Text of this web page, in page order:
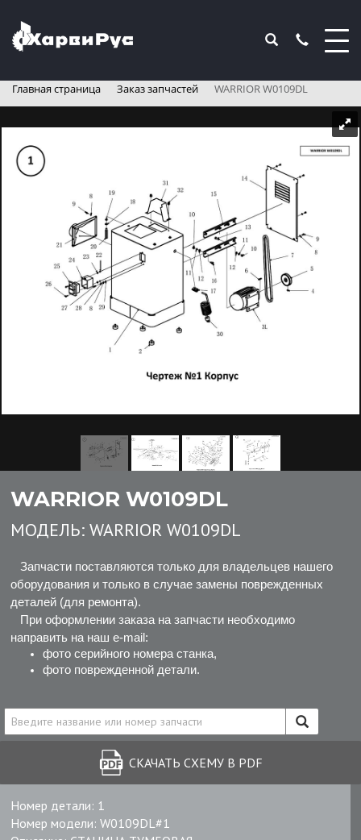
Главная страница Заказ запчастей WARRIOR W0109DL
WARRIOR W0109DL
МОДЕЛЬ: WARRIOR W0109DL
Запчасти поставляются только для владельцев нашего
оборудования и только в случае замены поврежденных
деталей (для ремонта).
При оформлении заказа на запчасти необходимо
направить на наш e-mail:
фото серийного номера станка,
фото поврежденной детали.
СКАЧАТЬ СХЕМУ В PDF
Номер детали: 1
Номер модели: W0109DL#1